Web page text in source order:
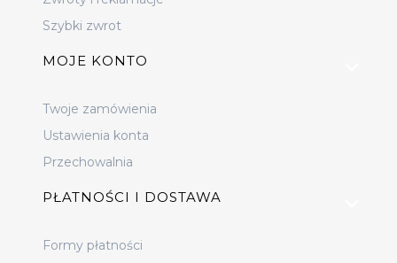
Szybki zwrot
MOJE KONTO
Twoje zamówienia
Ustawienia konta
Przechowalnia
PŁATNOŚCI I DOSTAWA
Formy płatności